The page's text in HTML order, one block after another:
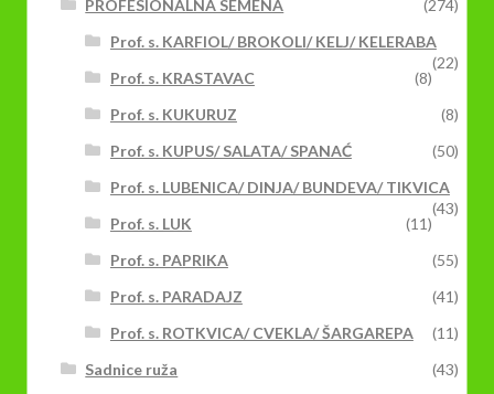
PROFESIONALNA SEMENA
(274)
Prof. s. KARFIOL/ BROKOLI/ KELJ/ KELERABA
(22)
Prof. s. KRASTAVAC
(8)
Prof. s. KUKURUZ
(8)
Prof. s. KUPUS/ SALATA/ SPANAĆ
(50)
Prof. s. LUBENICA/ DINJA/ BUNDEVA/ TIKVICA
(43)
Prof. s. LUK
(11)
Prof. s. PAPRIKA
(55)
Prof. s. PARADAJZ
(41)
Prof. s. ROTKVICA/ CVEKLA/ ŠARGAREPA
(11)
Sadnice ruža
(43)